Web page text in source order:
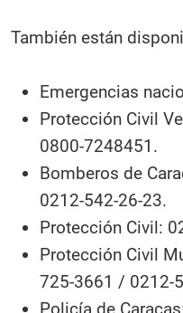
También están
Emergencias
Protección Civil
0800-7248451.
Bomberos de
0212-542-26-23.
Protección Civil:
Protección Civil
725-3661 / 0212-
Policía de